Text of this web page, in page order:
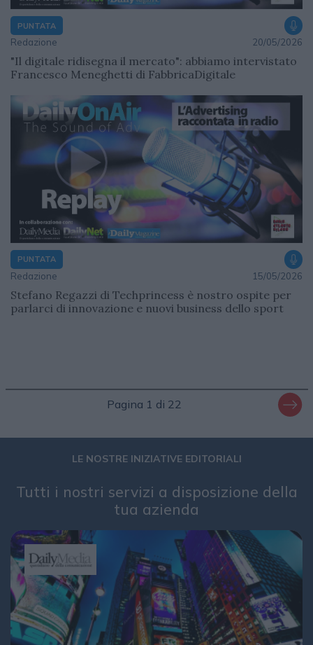
PUNTATA
Redazione 20/05/2026
"Il digitale ridisegna il mercato": abbiamo intervistato
Francesco Meneghetti di FabbricaDigitale
PUNTATA
Redazione 15/05/2026
Stefano Regazzi di Techprincess è nostro ospite per
parlarci di innovazione e nuovi business dello sport
Pagina 1 di 22
LE NOSTRE INIZIATIVE EDITORIALI
Tutti i nostri servizi a disposizione della
tua azienda